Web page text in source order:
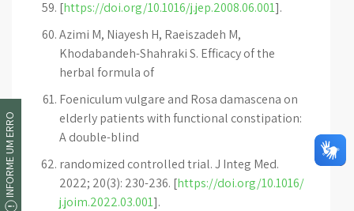
[https://doi.org/10.1016/j.jep.2008.06.001].
Azimi M, Niayesh H, Raeiszadeh M,
Khodabandeh-Shahraki S. Efficacy of the
herbal formula of
Foeniculum vulgare and Rosa damascena on
elderly patients with functional constipation:
A double-blind
randomized controlled trial. J Integ Med.
2022; 20(3): 230-236. [https://doi.org/10.1016/
j.joim.2022.03.001].
INFORME UM ERRO